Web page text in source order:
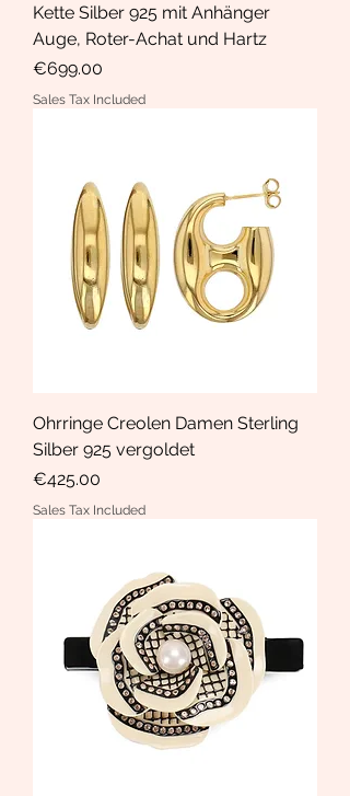
Kette Silber 925 mit Anhänger
Auge, Roter-Achat und Hartz
Price
€699.00
Sales Tax Included
Ohrringe Creolen Damen Sterling
Silber 925 vergoldet
Price
€425.00
Sales Tax Included